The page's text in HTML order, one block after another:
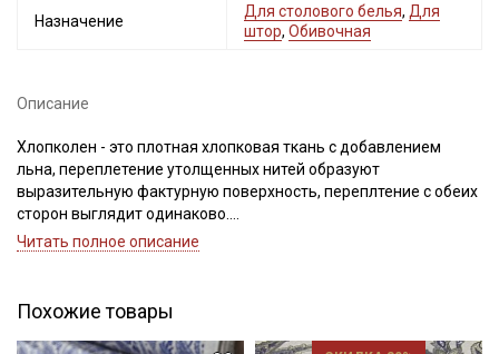
Назначение
Для столового белья, Для
штор, Обивочная
Описание
Хлопколен - это плотная хлопковая ткань с добавлением
льна, переплетение утолщенных нитей образуют
выразительную фактурную поверхность, переплтение с обеих
сторон выглядит одинаково.
Ткань сочетает в себе качество и надежность льняных и
окрашиванию, возможный легкие переходы тона и
вкрапления темных нитей, это лишь подчеркивает
натуральность. Деликатный рисунок нанесен с лицевой
Читать полное описание
Похожие товары